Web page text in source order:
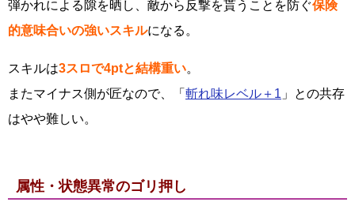
弾かれによる隙を晒し、敵から反撃を貰うことを防ぐ保険
的意味合いの強いスキルになる。
スキルは3スロで4ptと結構重い。
またマイナス側が匠なので、「 斬れ味レベル＋1 」との共存
はやや難しい。
属性・状態異常のゴリ押し